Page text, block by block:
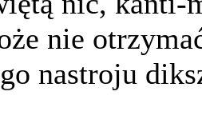
nie
nastroju